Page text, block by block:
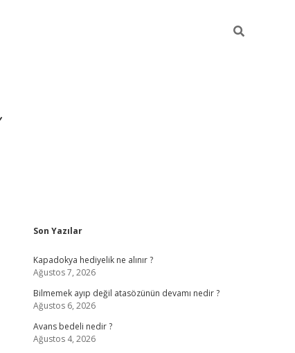
Sidebar
Son Yazılar
Kapadokya hediyelik ne alınır ?
Ağustos 7, 2026
Bilmemek ayıp değil atasözünün devamı nedir ?
Ağustos 6, 2026
Avans bedeli nedir ?
Ağustos 4, 2026